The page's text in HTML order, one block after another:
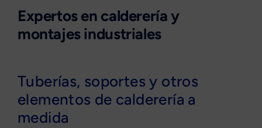
Expertos en calderería y
montajes industriales
Tuberías, soportes y otros
elementos de calderería a
medida